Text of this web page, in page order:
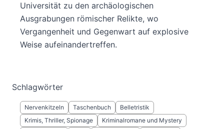
Universität zu den archäologischen
Ausgrabungen römischer Relikte, wo
Vergangenheit und Gegenwart auf explosive
Weise aufeinandertreffen.
Schlagwörter
Nervenkitzeln Taschenbuch
Belletristik
Krimis, Thriller, Spionage
Kriminalromane und Mystery